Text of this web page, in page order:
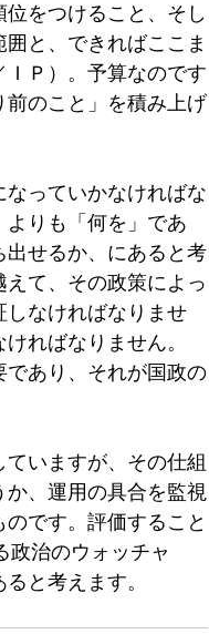
をつけること、そし
と、できればここま
Ｐ）。予算なのです
のこと」を積み上げ
っていかなければな
りも「何を」であ
出せるか、にあると考
て、その政策によっ
なければなりませ
ればなりません。
あり、それが国政の
いますが、その仕組
、運用の具合を監視
です。評価すること
政治のウォッチャ
と考えます。